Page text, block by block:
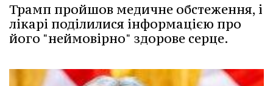
Трамп пройшов медичне обстеження, і
лікарі поділилися інформацією про
його "неймовірно" здорове серце.